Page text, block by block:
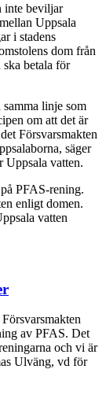
inte beviljar
Uppsala
i stadens
dom från
betala för
linje som
om att det är
Försvarsmakten
säger
Uppsala vatten.
PFAS-rening.
enligt domen.
vatten
av PFAS. Det
och vi är
Ulväng, vd för